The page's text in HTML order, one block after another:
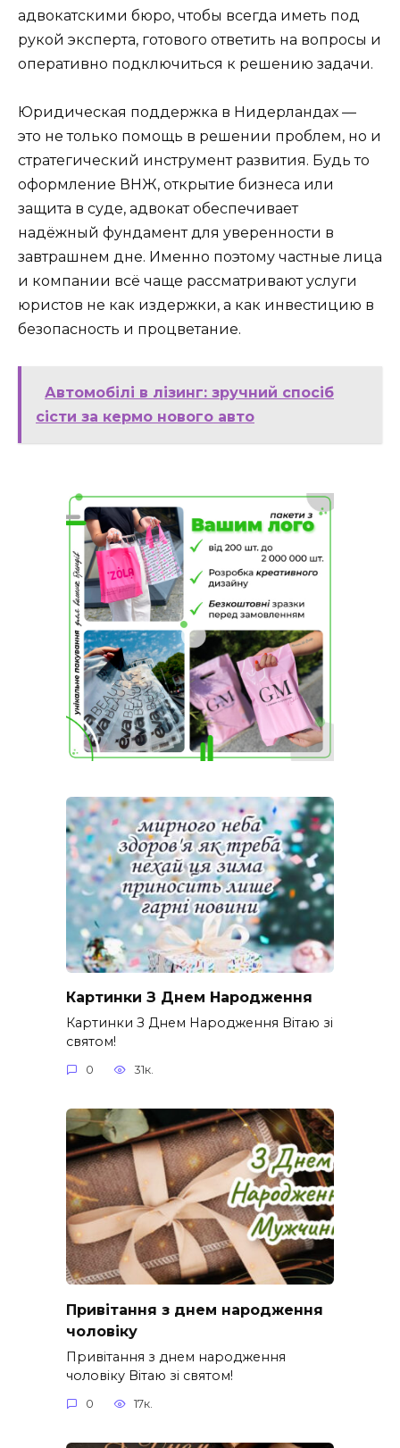
адвокатскими бюро, чтобы всегда иметь под
рукой эксперта, готового ответить на вопросы и
оперативно подключиться к решению задачи.
Юридическая поддержка в Нидерландах —
это не только помощь в решении проблем, но и
стратегический инструмент развития. Будь то
оформление ВНЖ, открытие бизнеса или
защита в суде, адвокат обеспечивает
надёжный фундамент для уверенности в
завтрашнем дне. Именно поэтому частные лица
и компании всё чаще рассматривают услуги
юристов не как издержки, а как инвестицию в
безопасность и процветание.
Автомобілі в лізинг: зручний спосіб
сісти за кермо нового авто
Картинки З Днем Народження
Картинки З Днем Народження Вітаю зі
святом!
0 31к.
Привітання з днем народження
чоловіку
Привітання з днем народження
чоловіку Вітаю зі святом!
0 17к.